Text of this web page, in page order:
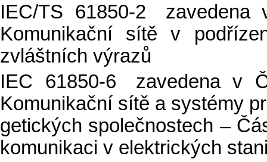
IEC/TS 61850-2 zavedena
Komunikační sítě v
zvláštních výrazů
IEC 61850-6 zavedena v
Komunikační sítě a systémy
getických společnostech –
komunikaci v elektrických